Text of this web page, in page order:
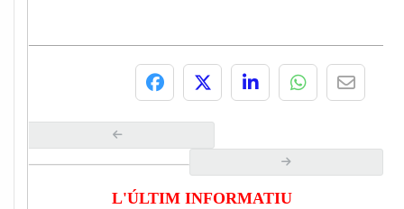
L'ÚLTIM INFORMATIU